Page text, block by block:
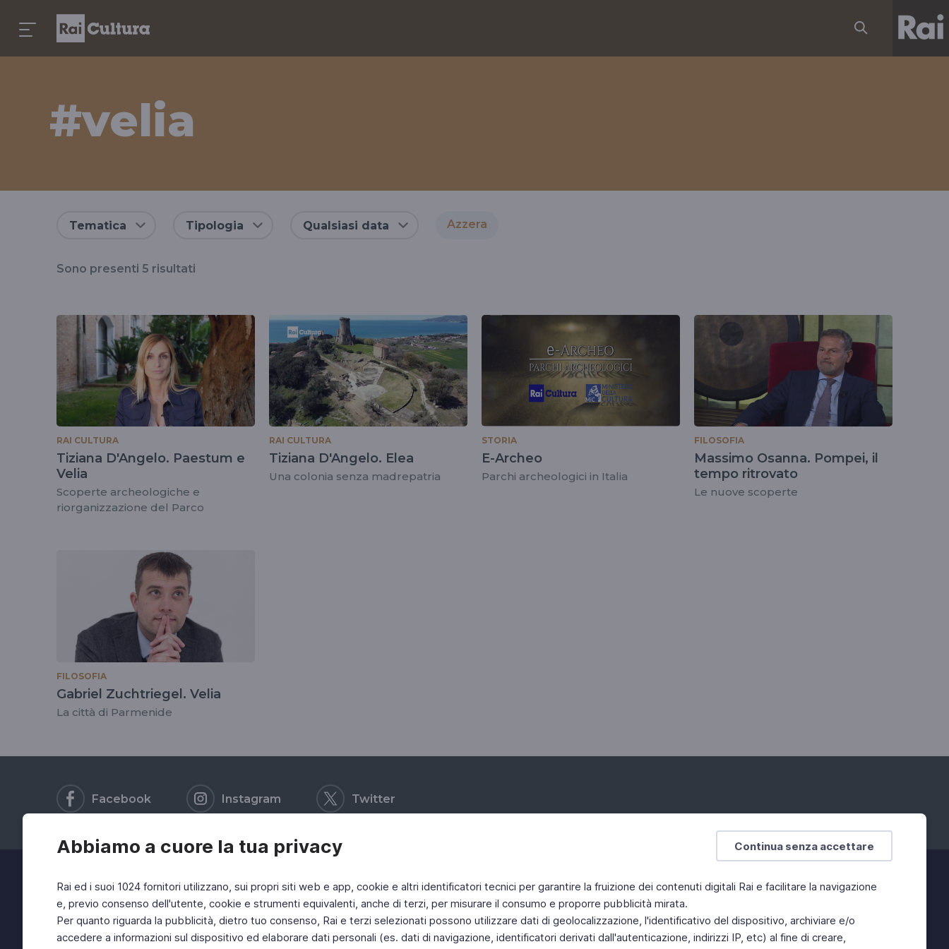
Continua senza accettare
Abbiamo a cuore la tua privacy
Rai ed i suoi 1024 fornitori utilizzano, sui propri siti web e app, cookie e altri identificatori tecnici per garantire la fruizione dei contenuti digitali Rai e facilitare la navigazione
e, previo consenso dell'utente, cookie e strumenti equivalenti, anche di terzi, per misurare il consumo e proporre pubblicità mirata.
Per quanto riguarda la pubblicità, dietro tuo consenso, Rai e terzi selezionati possono utilizzare dati di geolocalizzazione, l'identificativo del dispositivo, archiviare e/o
accedere a informazioni sul dispositivo ed elaborare dati personali (es. dati di navigazione, identificatori derivati dall'autenticazione, indirizzi IP, etc) al fine di creare,
#velia
tag
#velia
Tematica Tipologia Qualsiasi data Azzera
Sono presenti 5 risultati
RAI CULTURA
Tiziana D'Angelo. Paestum e
Velia
Scoperte archeologiche e
riorganizzazione del Parco
RAI CULTURA
Tiziana D'Angelo. Elea
Una colonia senza madrepatria
STORIA
E-Archeo
Parchi archeologici in Italia
FILOSOFIA
Massimo Osanna. Pompei, il
tempo ritrovato
Le nuove scoperte
FILOSOFIA
Gabriel Zuchtriegel. Velia
La città di Parmenide
Facebook Instagram Twitter